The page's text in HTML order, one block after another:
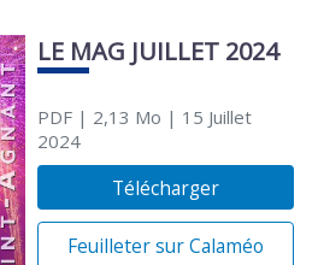
LE MAG JUILLET 2024
PDF| 2,13 Mo | 15 Juillet
2024
Télécharger
Feuilleter sur Calaméo